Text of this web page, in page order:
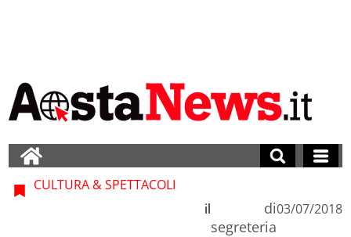
CULTURA & SPETTACOLI
di
segreteria
il 03/07/2018